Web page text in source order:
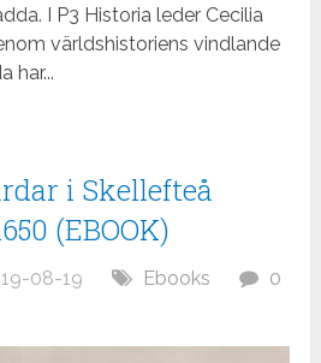
I P3 Historia leder Cecilia
världshistoriens vindlande
har...
i Skellefteå
(EBOOK)
08-19 Ebooks
0